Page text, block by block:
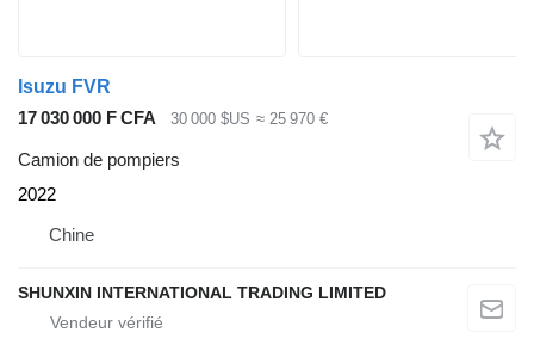
Isuzu FVR
17 030 000 F CFA
30 000 $US ≈ 25 970 €
Camion de pompiers
2022
Chine
SHUNXIN INTERNATIONAL TRADING LIMITED